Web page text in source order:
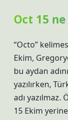
Oct 15
“Octo”
Ekim,
bu aydan
yazılırken,
adı yazılmaz.
15 Ekim yerine